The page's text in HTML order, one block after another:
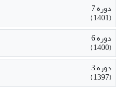
دوره 7
(1401)
دوره 6
(1400)
دوره 3
(1397)